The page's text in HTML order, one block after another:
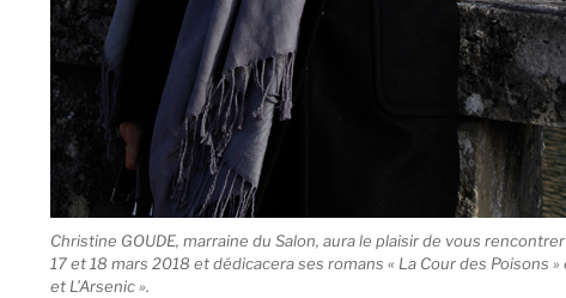
Christine GOUDE, marraine du Salon, aura le plaisir de vous
17 et 18 mars 2018 et dédicacera ses romans « La Cour des Poisons »
et L’Arsenic ».